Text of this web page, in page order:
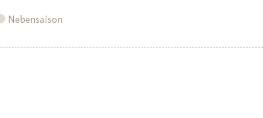
Nebensaison